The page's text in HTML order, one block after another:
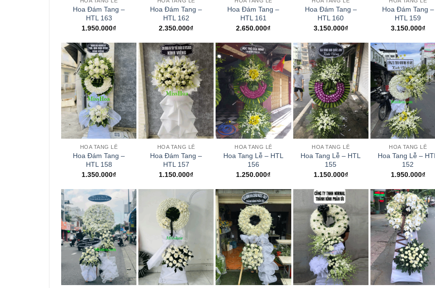
Hoa Đám Tang –
HTL 163
1.950.000₫
Hoa Đám Tang –
HTL 162
2.350.000₫
Hoa Đám Tang –
HTL 161
2.650.000₫
Hoa Đám Tang –
HTL 160
3.150.000₫
Hoa Đám Tang –
HTL 159
3.150.000₫
HOA TANG LỄ
Hoa Đám Tang –
HTL 158
1.350.000₫
+
HOA TANG LỄ
Hoa Đám Tang –
HTL 157
1.150.000₫
+
HOA TANG LỄ
Hoa Tang Lễ – HTL
156
1.250.000₫
+
HOA TANG LỄ
Hoa Tang Lễ – HTL
155
1.150.000₫
+
HOA TANG LỄ
Hoa Tang Lễ –
152
1.950.000₫
+ +